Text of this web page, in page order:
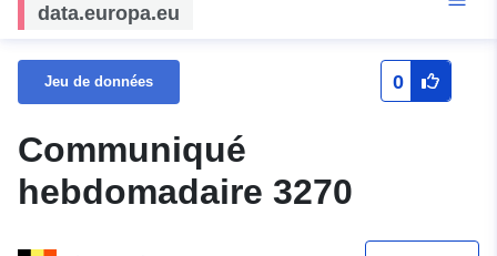
data.europa.eu
Jeu de données 0
Communiqué
hebdomadaire 3270